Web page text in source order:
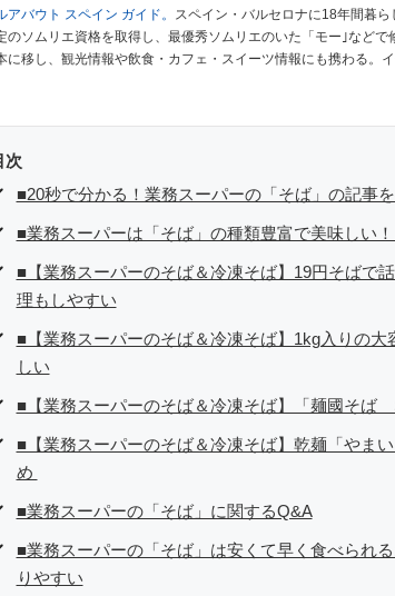
アバウト スペイン ガイド。
スペイン・バルセロナに18年間暮
のソムリエ資格を取得し、最優秀ソムリエのいた「モー｣など
に移し、観光情報や飲食・カフェ・スイーツ情報にも携わる。イ
■経歴：ワイナリーツアーガイドや、飲食関
食についての講演などの経験あり。2004年より「カフェ・スイ
や執筆、著書5冊あり。 現在は、拠点をバルセロナから日本に
ついてのコンテンツの執筆や、広報PR、出版プロデュースな
／地球の歩き方ほか。
次
■20秒で分かる！業務スーパーの「そば」の記事
■業務スーパーは「そば」の種類豊富で美味しい
■【業務スーパーのそば＆冷凍そば】19円そばで
理もしやすい
■【業務スーパーのそば＆冷凍そば】1kg入りの
しい
■【業務スーパーのそば＆冷凍そば】「麺國そば
■【業務スーパーのそば＆冷凍そば】乾麺「やま
め
■業務スーパーの「そば」に関するQ&A
■業務スーパーの「そば」は安くて早く食べられ
りやすい